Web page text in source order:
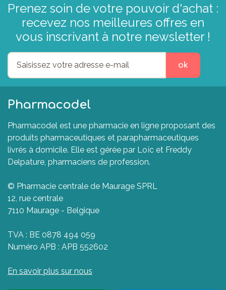
Prenez soin de votre pouvoir d'achat :
recevez nos meilleures offres en
vous inscrivant à notre newsletter !
ok
Pharmacodel
Pharmacodel est une pharmacie en ligne proposant des
produits pharmaceutiques et parapharmaceutiques
livrés à domicile. Elle est gérée par Loïc et Freddy
Delpature, pharmaciens de profession.
© Pharmacie centrale de Maurage SPRL
12, rue centrale
7110 Maurage - Belgique
TVA : BE 0878 494 059
Numéro APB : APB 552602
En savoir plus sur nous